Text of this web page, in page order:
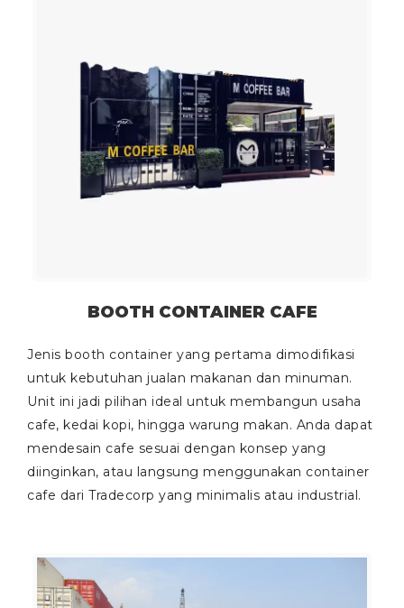
BOOTH CONTAINER CAFE
Jenis booth container yang pertama dimodifikasi
untuk kebutuhan jualan makanan dan minuman.
Unit ini jadi pilihan ideal untuk membangun usaha
cafe, kedai kopi, hingga warung makan. Anda dapat
mendesain cafe sesuai dengan konsep yang
diinginkan, atau langsung menggunakan container
cafe dari Tradecorp yang minimalis atau industrial.